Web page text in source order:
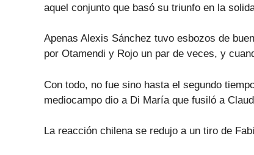
aquel conjunto que basó su triunfo en la
Apenas Alexis Sánchez tuvo esbozos de
por Otamendi y Rojo un par de veces, y
Con todo, no fue sino hasta el segundo
mediocampo dio a Di María que fusiló a
La reacción chilena se redujo a un tiro de